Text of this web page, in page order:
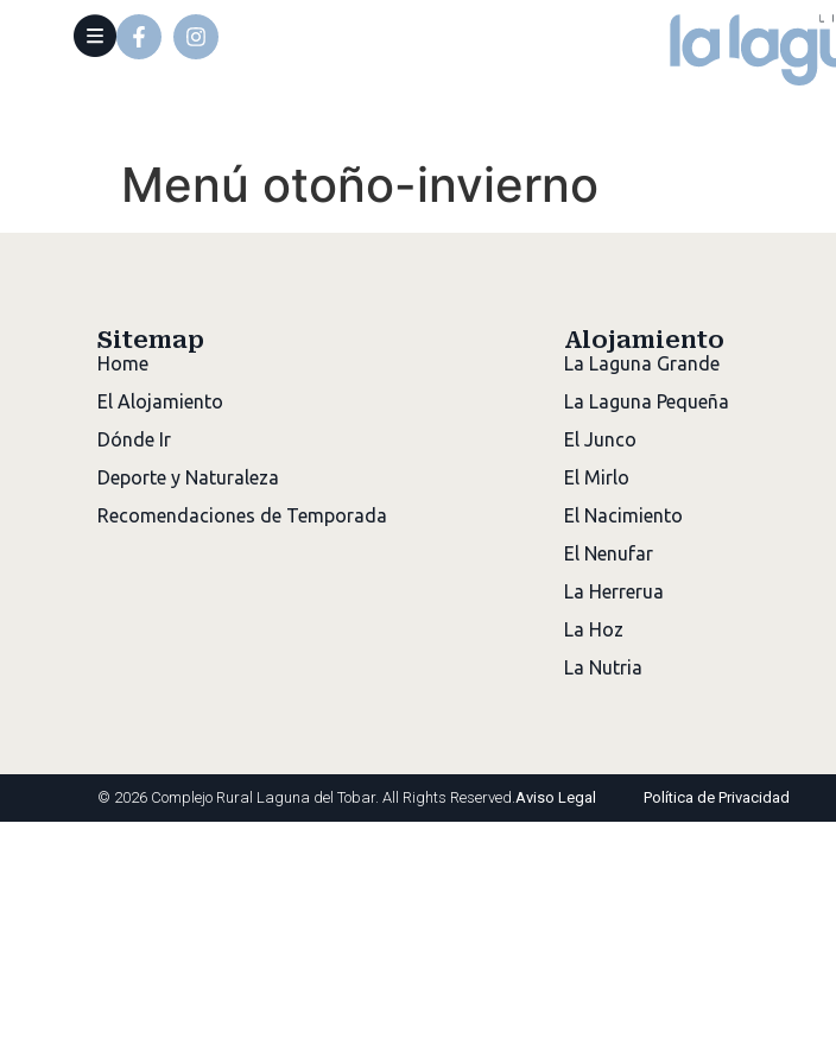
Menú otoño-invierno
Sitemap
Home
El Alojamiento
Dónde Ir
Deporte y Naturaleza
Recomendaciones de Temporada
Alojamiento
La Laguna Grande
La Laguna Pequeña
El Junco
El Mirlo
El Nacimiento
El Nenufar
La Herrerua
La Hoz
La Nutria
© 2026 Complejo Rural Laguna del Tobar. All Rights Reserved.Aviso Legal Política de Privacidad